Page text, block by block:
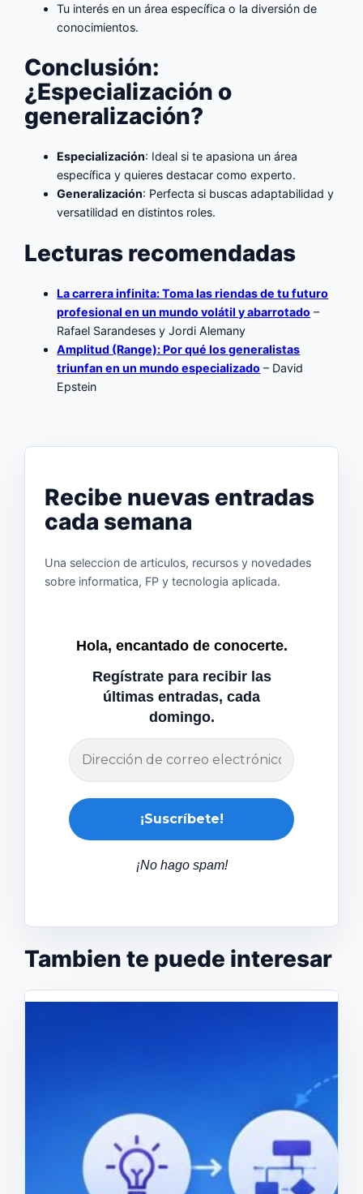
Tu interés en un área específica o la diversión de
conocimientos.
Conclusión:
¿Especialización o
generalización?
Especialización: Ideal si te apasiona un área
específica y quieres destacar como experto.
Generalización: Perfecta si buscas adaptabilidad y
versatilidad en distintos roles.
Lecturas recomendadas
La carrera infinita: Toma las riendas de tu futuro
profesional en un mundo volátil y abarrotado –
Rafael Sarandeses y Jordi Alemany
Amplitud (Range): Por qué los generalistas
triunfan en un mundo especializado – David
Epstein
Recibe nuevas entradas
cada semana
Una seleccion de articulos, recursos y novedades
sobre informatica, FP y tecnologia aplicada.
Hola, encantado de conocerte.
Regístrate para recibir las
últimas entradas, cada
domingo.
¡No hago spam!
Tambien te puede interesar